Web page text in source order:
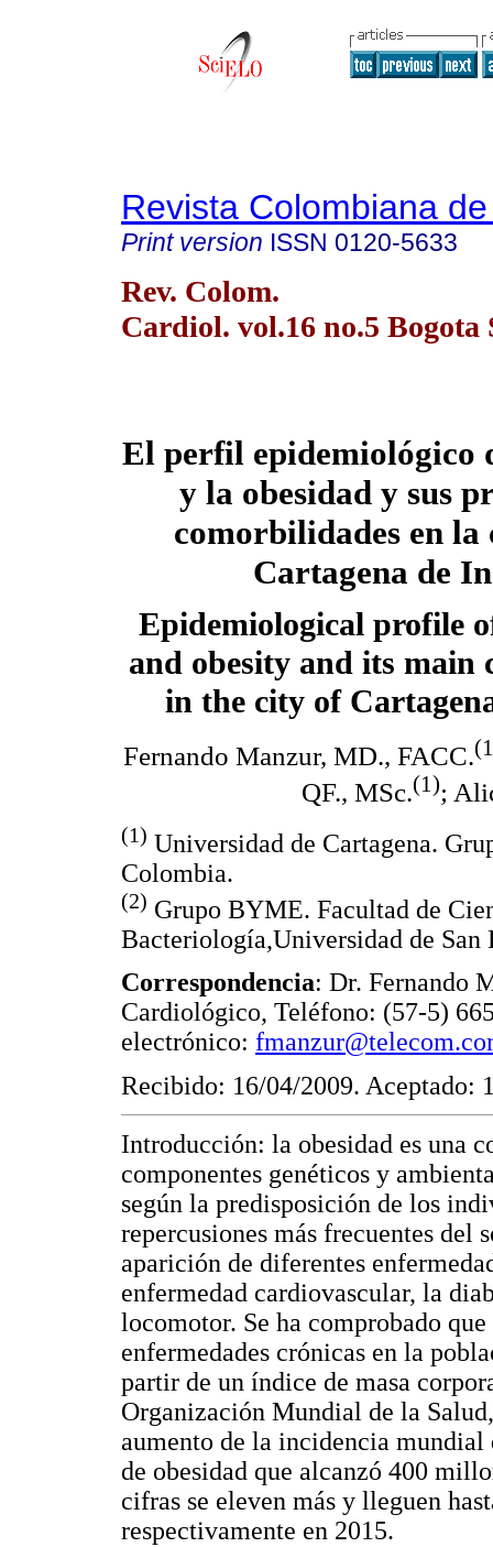
Revista Colombiana
Print version ISSN 0120-5633
Rev. Colom.
Cardiol. vol.16 no.5 Bogota
El perfil epidemiológico
y la obesidad y sus
comorbilidades en la
Cartagena de
Epidemiological profile
and obesity and its main
in the city of
Fernando Manzur, MD., FACC.
QF., MSc.(1);
(1) Universidad de Cartagena.
Colombia.
(2) Grupo BYME. Facultad de
Bacteriología,Universidad de San
Correspondencia: Dr. Fernando
Cardiológico, Teléfono: (57-5)
electrónico:
Recibido: 16/04/2009. Aceptado:
Introducción: la obesidad es una
componentes genéticos y
según la predisposición de los
repercusiones más frecuentes del
aparición de diferentes
enfermedad cardiovascular, la
locomotor. Se ha comprobado
enfermedades crónicas en la
partir de un índice de masa
Organización Mundial de la
aumento de la incidencia mundial
de obesidad que alcanzó 400
cifras se eleven más y lleguen
respectivamente en 2015.